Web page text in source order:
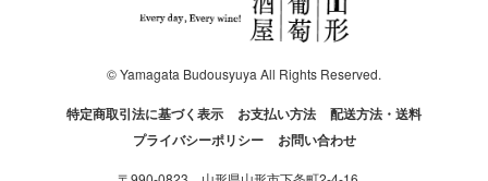
© Yamagata Budousyuya All Rights Reserved.
特定商取引法に基づく表示 お支払い方法
配送方法・送料
プライバシーポリシー
お問い合わせ